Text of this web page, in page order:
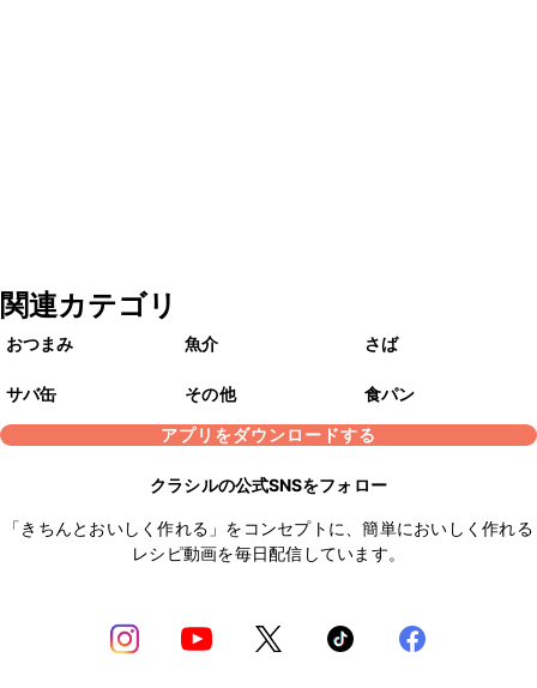
関連カテゴリ
おつまみ 魚介 さば
サバ缶 その他
食パン
アプリをダウンロードする
クラシルの公式SNSをフォロー
「きちんとおいしく作れる」をコンセプトに、簡単においしく作れる
レシピ動画を毎日配信しています。